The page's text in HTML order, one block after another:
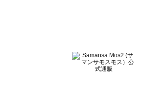
BETTY'S BLUE（べティー
Wpc.（ワールドパーティー